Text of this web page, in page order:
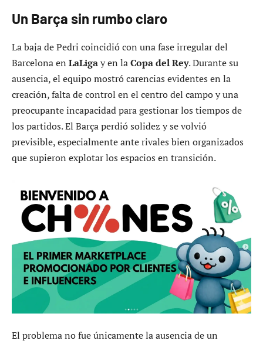
Un Barça sin rumbo claro
La baja de Pedri coincidió con una fase irregular del
Barcelona en LaLigay en laCopa del Rey. Durante su
ausencia, el equipo mostró carencias evidentes en la
creación, falta de control en el centro del campo y una
preocupante incapacidad para gestionar los tiempos de
los partidos. El Barça perdió solidez y se volvió
previsible, especialmente ante rivales bien organizados
que supieron explotar los espacios en transición.
El problema no fue únicamente la ausencia de un